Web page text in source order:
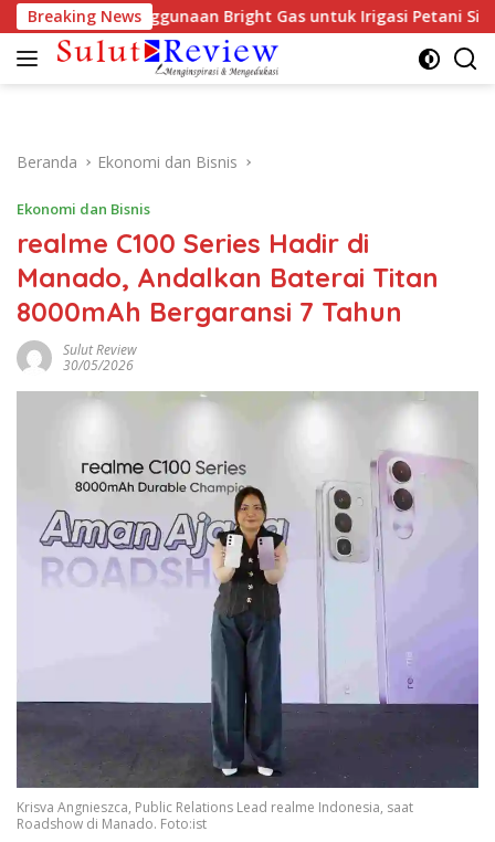
Langsung
ke
konten
Breaking News
Penggunaan Bright Gas untuk Irigasi Petani Sidrap
Beranda Ekonomi dan Bisnis
Ekonomi dan Bisnis
realme C100 Series Hadir di
Manado, Andalkan Baterai Titan
8000mAh Bergaransi 7 Tahun
Sulut Review
30/05/2026
Krisva Angnieszca, Public Relations Lead realme Indonesia, saat
Roadshow di Manado. Foto:ist